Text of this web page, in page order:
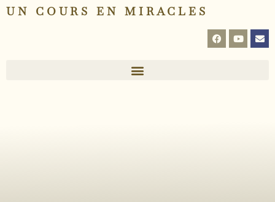
UN COURS EN MIRACLES